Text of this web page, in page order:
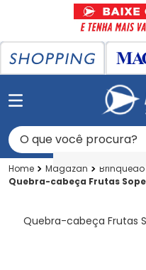
O que você procura?
Magazan Brinquedo
Quebra-cabeça Frutas
Quebra-cabeça Frutas